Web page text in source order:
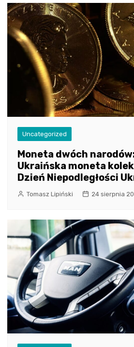
Uncategorized
Moneta dwóch
Ukraińska moneta
Dzień Niepodległości
Tomasz Lipiński 24 sierpnia